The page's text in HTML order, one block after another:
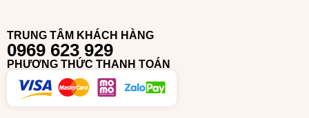
TRUNG TÂM KHÁCH HÀNG
0969 623 929
PHƯƠNG THỨC THANH TOÁN